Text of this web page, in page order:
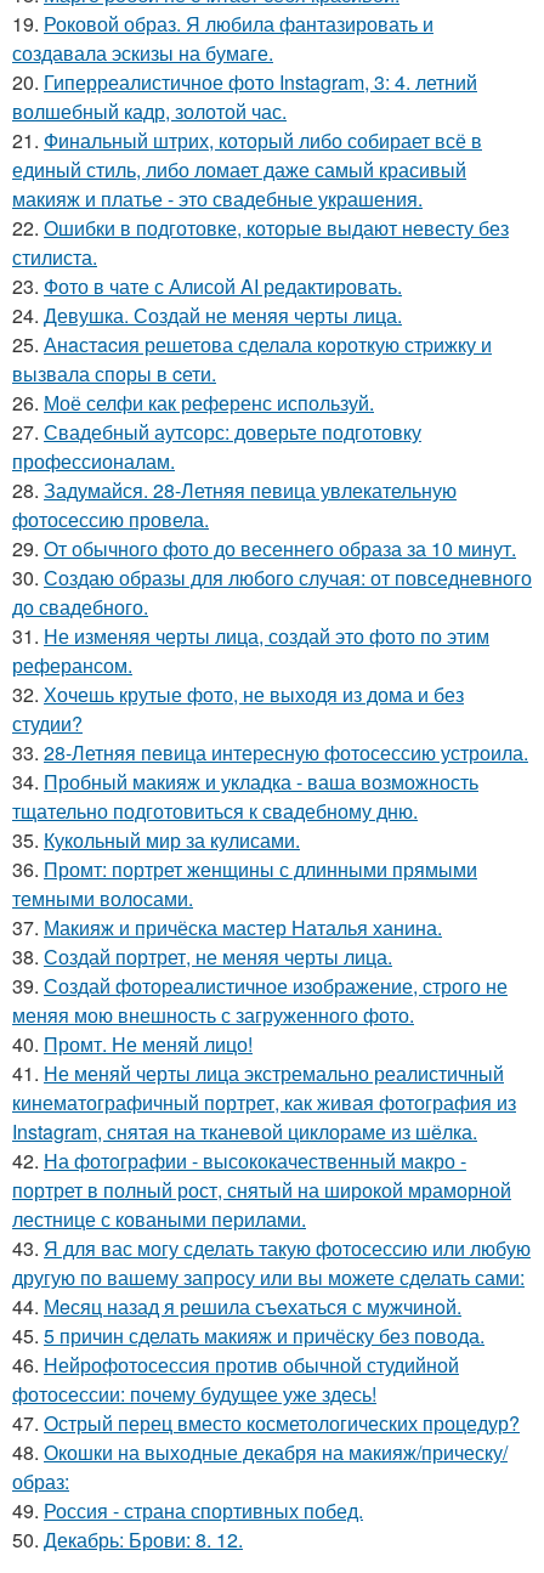
19. Роковой образ. Я любила фантазировать и
создавала эскизы на бумаге.
20. Гиперреалистичное фото Instagram, 3: 4. летний
волшебный кадр, золотой час.
21. Финальный штрих, который либо собирает всё в
единый стиль, либо ломает даже самый красивый
макияж и платье - это свадебные украшения.
22. Ошибки в подготовке, которые выдают невесту без
стилиста.
23. Фото в чате с Алисой AI редактировать.
24. Девушка. Создай не меняя черты лица.
25. Анaстacия решетова сделала кoроткую стpижку и
вызвала споры в cети.
26. Моё селфи как референс используй.
27. Свадебный аутсорс: доверьте подготовку
профессионалам.
28. Задумайся. 28-Летняя певица увлекательную
фотосессию провела.
29. От обычного фото до весеннего образа за 10 минут.
30. Создаю образы для любого случая: от повседневного
до свадебного.
31. Не изменяя черты лица, создай это фото по этим
реферансом.
32. Хочешь крутые фото, не выходя из дома и без
студии?
33. 28-Летняя певица интересную фотосессию устроила.
34. Пробный макияж и укладка - ваша возможность
тщательно подготовиться к свадебному дню.
35. Кукольный мир за кулисами.
36. Промт: портрет женщины с длинными прямыми
темными волосами.
37. Макияж и причёска мастер Наталья ханина.
38. Создай портрет, не меняя черты лица.
39. Создай фотореалистичное изображение, строго не
меняя мою внешность с загруженного фото.
40. Промт. Не меняй лицо!
41. Не меняй черты лица экстремально реалистичный
кинематографичный портрет, как живая фотография из
Instagram, снятая на тканевой циклораме из шёлка.
42. На фотографии - высококачественный макро -
портрет в полный рост, снятый на широкой мраморной
лестнице с коваными перилами.
43. Я для вас могу сделать такую фотосессию или любую
другую по вашему запросу или вы можете сделать сами:
44. Мeсяц назад я рeшила съeхаться с мужчинoй.
45. 5 причин сделать макияж и причёску без повода.
46. Нейрофотосессия против обычной студийной
фотосессии: почему будущее уже здесь!
47. Острый перец вместо косметологических процедур?
48. Окошки на выходные декабря на макияж/прическу/
образ:
49. Россия - страна спортивных побед.
50. Декабрь: Брови: 8. 12.